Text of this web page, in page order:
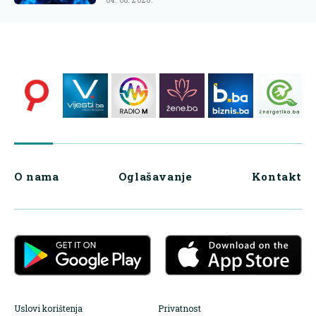
O nama Oglašavanje Kontakt
Uslovi korištenja Privatnost